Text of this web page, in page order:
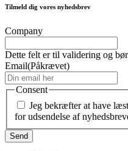
Tilmeld dig vores nyhedsbrev
Company
Dette felt er til validering og
Email(Påkrævet)
Consent
Jeg bekræfter at have
for udsendelse af